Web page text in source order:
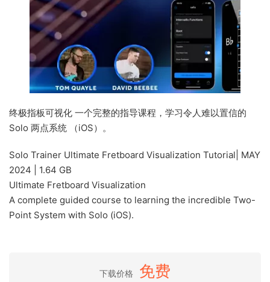
终极指板可视化 一个完整的指导课程，学习令人难以置信的
Solo 两点系统 （iOS）。
Solo Trainer Ultimate Fretboard Visualization Tutorial| MAY
2024 | 1.64 GB
Ultimate Fretboard Visualization
A complete guided course to learning the incredible Two-
Point System with Solo (iOS).
下载价格 免费